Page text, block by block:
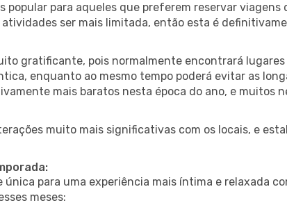
popular para aqueles que preferem reservar viagens
ser mais limitada, então esta é
gratificante, pois normalmente encontrará
enquanto ao mesmo tempo poderá evitar as
mais baratos nesta época do ano, e muitos
muito mais significativas com os locais, e
para uma experiência mais íntima e relaxada
meses: